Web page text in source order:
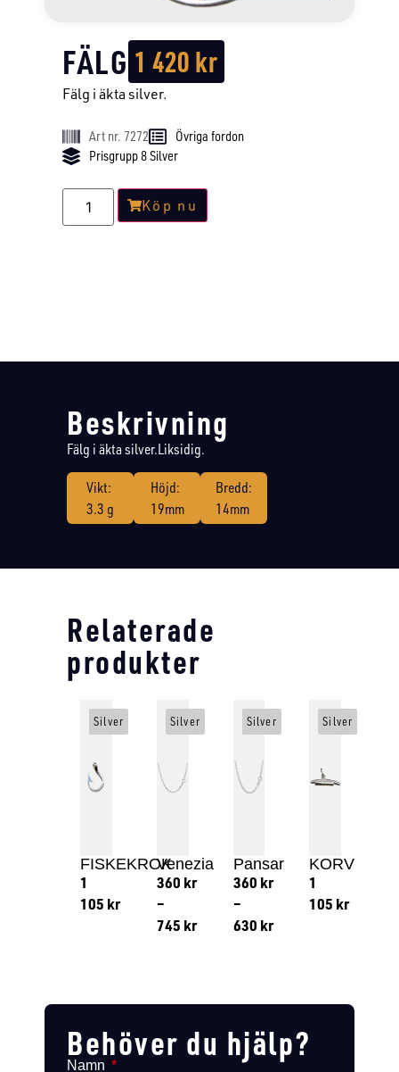
FÄLG 1 420kr
Fälg i äkta silver.
Art nr. 7272
Övriga fordon
Prisgrupp 8 Silver
Köp nu
Beskrivning
Fälg i äkta silver.Liksidig.
Vikt:
3.3 g
Höjd:
19mm
Bredd:
14mm
Relaterade
produkter
FISKEKROK
1
105 kr
Silver
Venezia
360 kr
–
745 kr
Silver
Pansar
360 kr
–
630 kr
Silver
KORV
1
105 kr
Silver
Behöver du hjälp?
Namn